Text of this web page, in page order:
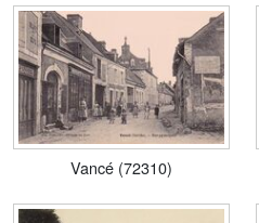
Vancé (72310)